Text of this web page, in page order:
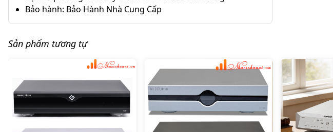
Bảo hành: Bảo Hành Nhà Cung Cấp
Sản phẩm tương tự